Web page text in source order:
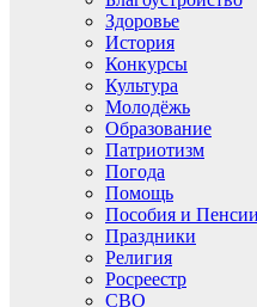
Здоровье
История
Конкурсы
Культура
Молодёжь
Образование
Патриотизм
Погода
Помощь
Пособия и Пенсии
Праздники
Религия
Росреестр
СВО